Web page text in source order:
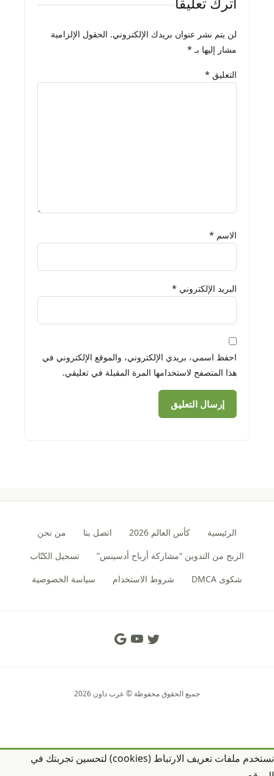
لن يتم نشر عنوان بريدك الإلكتروني. الحقول الإلزامية
مشار إليها بـ*
التعليق *
الاسم *
البريد الإلكتروني *
احفظ اسمي، بريدي الإلكتروني، والموقع الإلكتروني في
هذا المتصفح لاستخدامها المرة المقبلة في تعليقي.
الرئيسية كأس العالم 2026 اتصل بنا
من نحن
الربح من التدوين “مشاركة أرباح أدسينس”
تسجيل الكتّاب
شكوى DMCA
شروط الاستخدام سياسة الخصوصية
Social Links
جميع الحقوق محفوظة © عرب داون 2026
نستخدم ملفات تعريف الارتباط (cookies) لتحسين تجربتك في